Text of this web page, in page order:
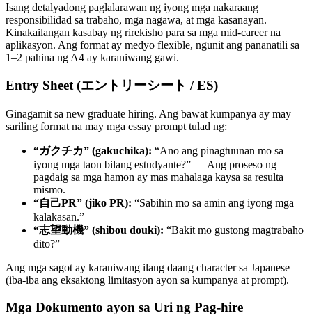
Isang detalyadong paglalarawan ng iyong mga nakaraang
responsibilidad sa trabaho, mga nagawa, at mga kasanayan.
Kinakailangan kasabay ng rirekisho para sa mga mid-career na
aplikasyon. Ang format ay medyo flexible, ngunit ang pananatili sa
1–2 pahina ng A4 ay karaniwang gawi.
Entry Sheet (エントリーシート / ES)
Ginagamit sa new graduate hiring. Ang bawat kumpanya ay may
sariling format na may mga essay prompt tulad ng:
“ガクチカ” (gakuchika): “Ano ang pinagtuunan mo sa
iyong mga taon bilang estudyante?” — Ang proseso ng
pagdaig sa mga hamon ay mas mahalaga kaysa sa resulta
mismo.
“自己PR” (jiko PR): “Sabihin mo sa amin ang iyong mga
kalakasan.”
“志望動機” (shibou douki): “Bakit mo gustong magtrabaho
dito?”
Ang mga sagot ay karaniwang ilang daang character sa Japanese
(iba-iba ang eksaktong limitasyon ayon sa kumpanya at prompt).
Mga Dokumento ayon sa Uri ng Pag-hire